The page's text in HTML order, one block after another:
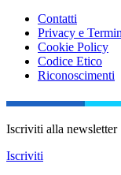
Contatti
Privacy e
Cookie Policy
Codice Etico
Riconoscimenti
Iscriviti alla newsletter
Iscriviti